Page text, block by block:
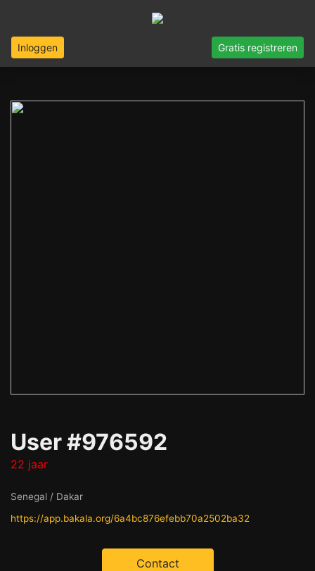
Inloggen Gratis registreren
User #976592
22 jaar
Senegal / Dakar
https://app.bakala.org/6a4bc876efebb70a2502ba32
Contact